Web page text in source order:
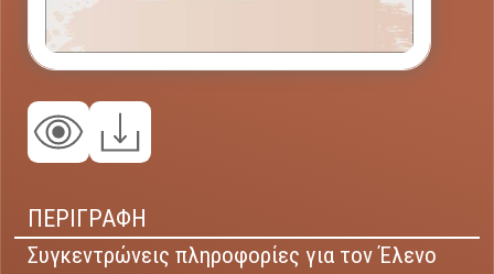
ΠΕΡΙΓΡΑΦΗ
Συγκεντρώνεις πληροφορίες για τον Έλενο